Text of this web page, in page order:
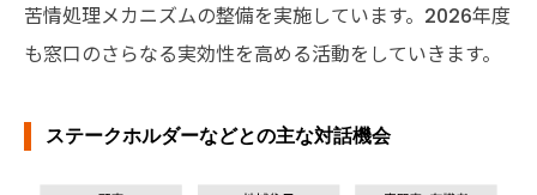
苦情処理メカニズムの整備を実施しています。2026年度
も窓口のさらなる実効性を高める活動をしていきます。
ステークホルダーなどとの主な対話機会